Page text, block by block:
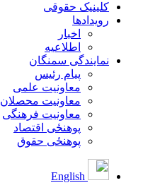
کلینیک حقوقی
رویدادها
اخبار
اطلاعیه
نمایندگی سمنگان
پیام رئیس
معاونیت علمی
معاونیت محصلان
معاونیت فرهنگی
پوهنځی اقتصاد
پوهنځی حقوق